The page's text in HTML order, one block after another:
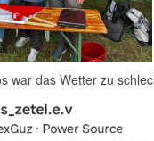
war das Wetter zu